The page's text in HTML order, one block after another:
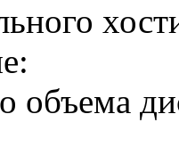
объема